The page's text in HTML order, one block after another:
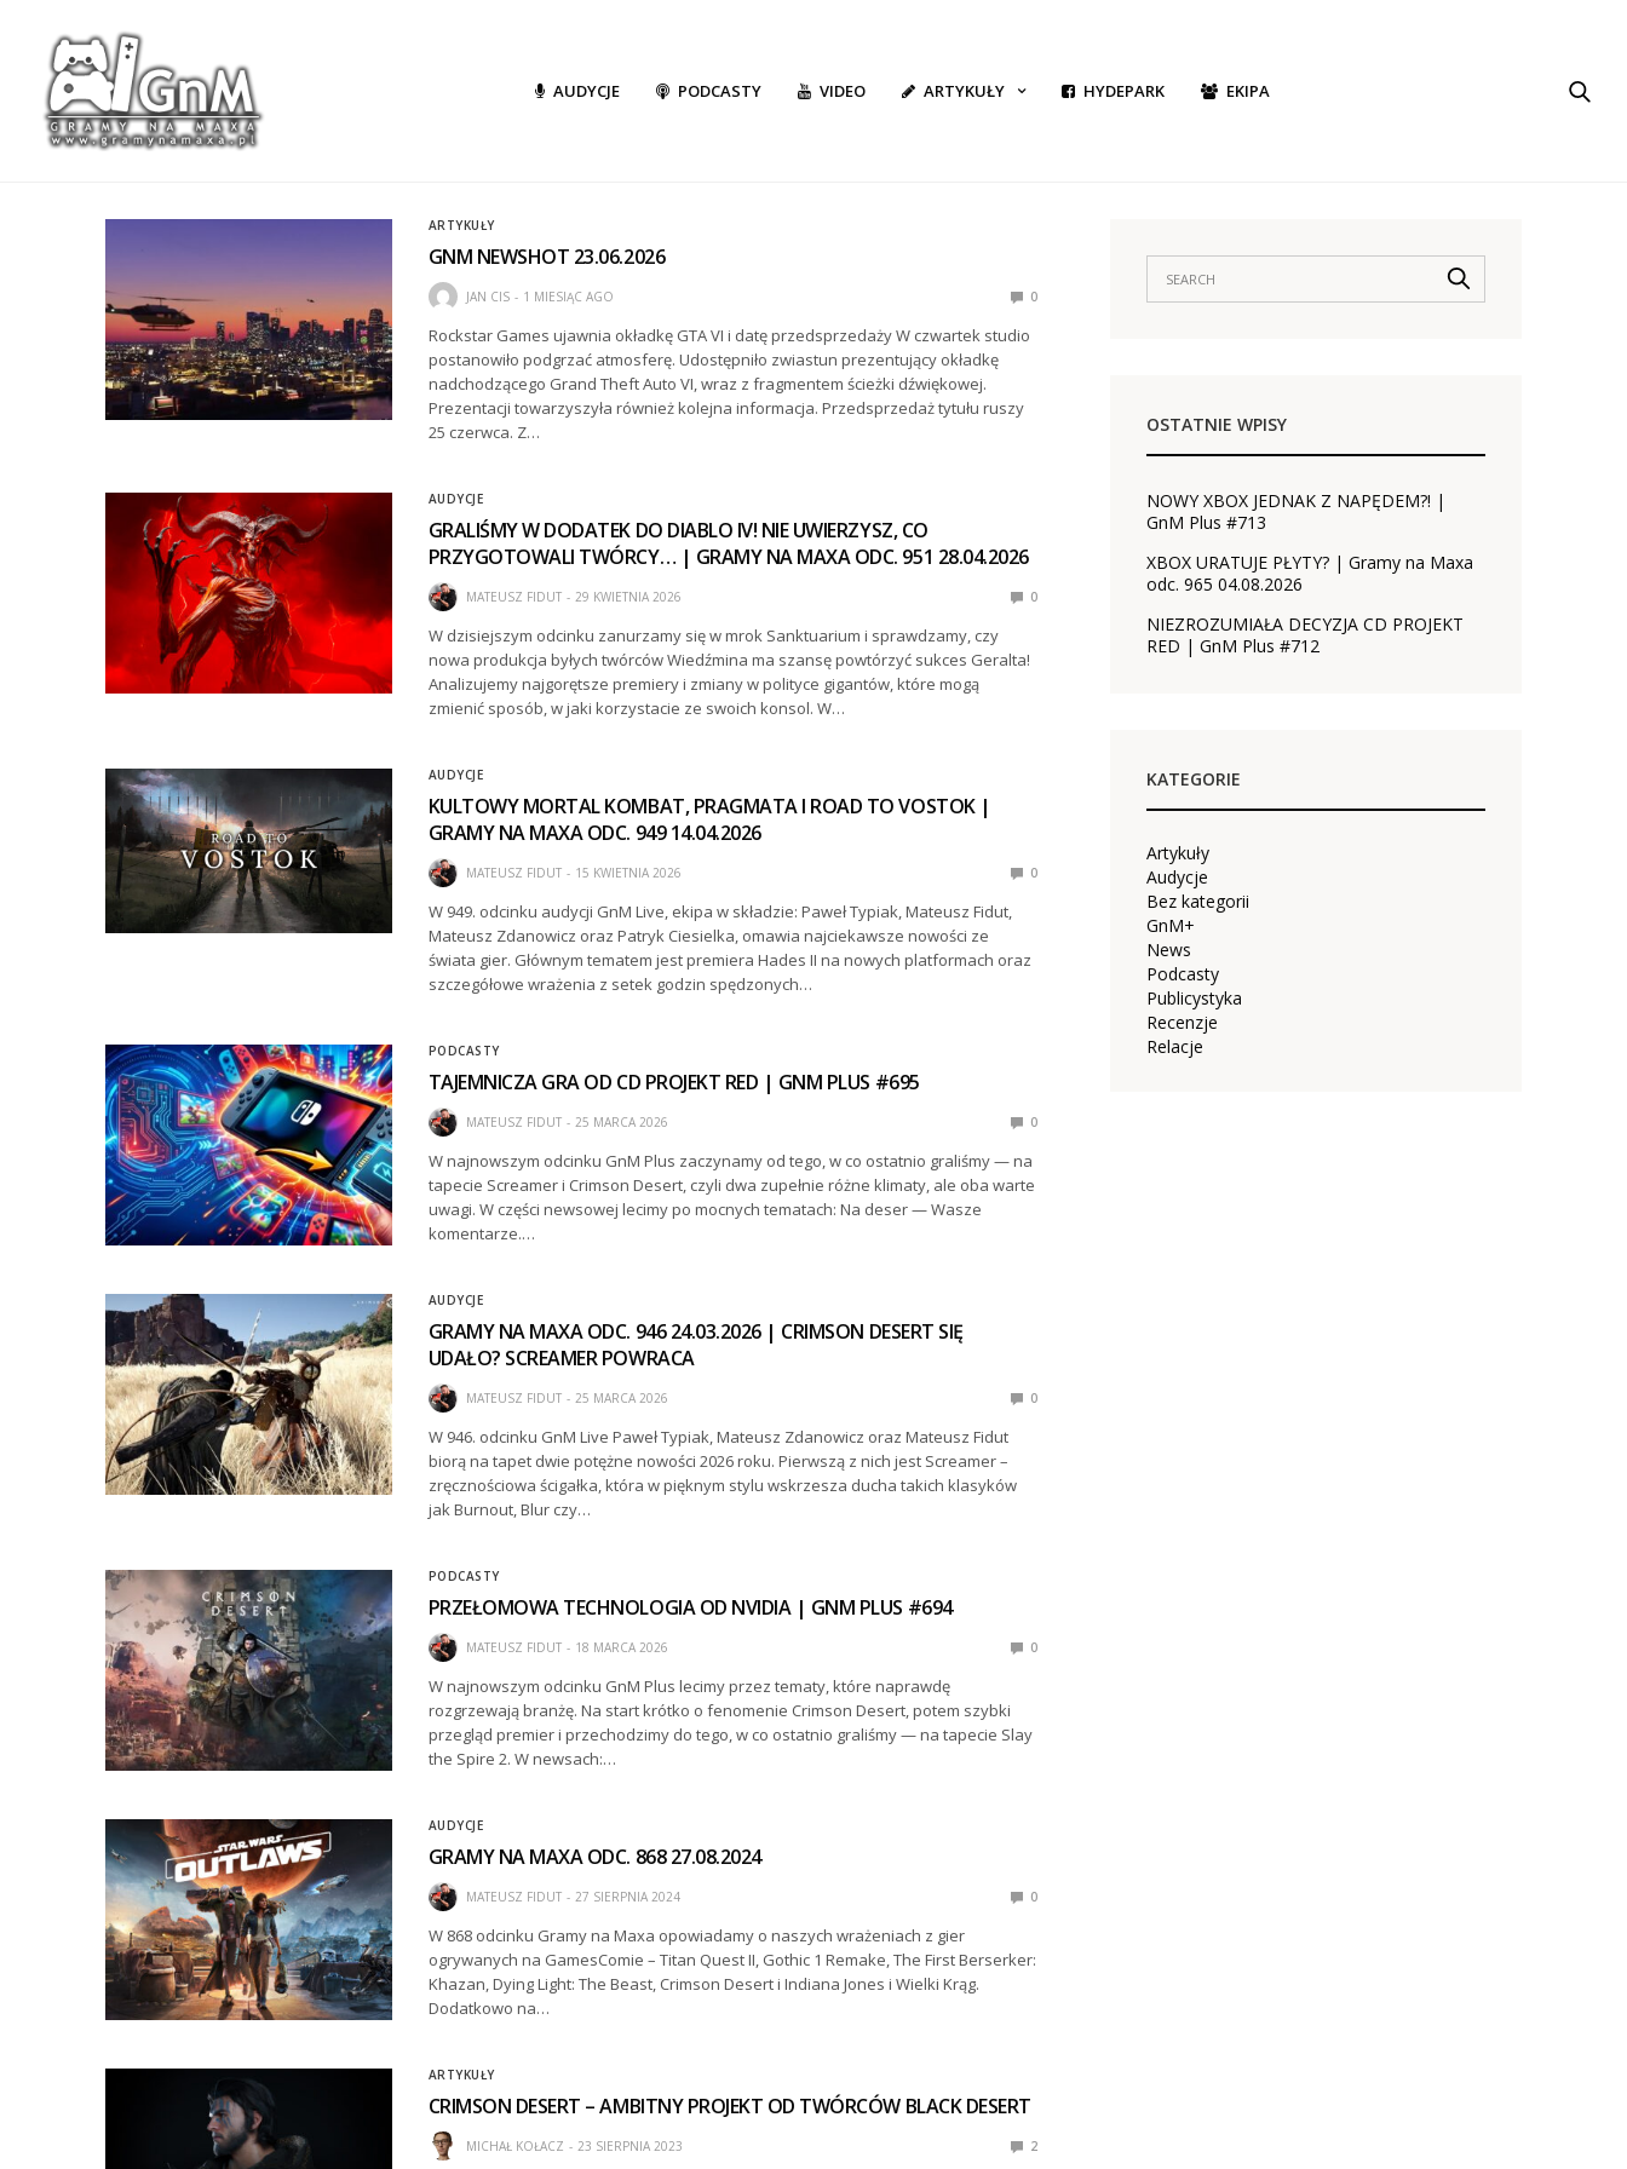
AUDYCJE PODCASTY VIDEO ARTYKUŁY HYDEPARK EKIPA
ARTYKUŁY
GNM NEWSHOT 23.06.2026
JAN CIS 1 MIESIĄC AGO 0
Rockstar Games ujawnia okładkę GTA VI i datę przedsprzedaży W czwartek studio
postanowiło podgrzać atmosferę. Udostępniło zwiastun prezentujący okładkę
nadchodzącego Grand Theft Auto VI, wraz z fragmentem ścieżki dźwiękowej.
Prezentacji towarzyszyła również kolejna informacja. Przedsprzedaż tytułu ruszy
25 czerwca. Z…
AUDYCJE
GRALIŚMY W DODATEK DO DIABLO IV! NIE UWIERZYSZ, CO
PRZYGOTOWALI TWÓRCY… | GRAMY NA MAXA ODC. 951 28.04.2026
MATEUSZ FIDUT 29 KWIETNIA 2026 0
W dzisiejszym odcinku zanurzamy się w mrok Sanktuarium i sprawdzamy, czy
nowa produkcja byłych twórców Wiedźmina ma szansę powtórzyć sukces Geralta!
Analizujemy najgorętsze premiery i zmiany w polityce gigantów, które mogą
zmienić sposób, w jaki korzystacie ze swoich konsol. W…
AUDYCJE
KULTOWY MORTAL KOMBAT, PRAGMATA I ROAD TO VOSTOK |
GRAMY NA MAXA ODC. 949 14.04.2026
MATEUSZ FIDUT 15 KWIETNIA 2026 0
W 949. odcinku audycji GnM Live, ekipa w składzie: Paweł Typiak, Mateusz Fidut,
Mateusz Zdanowicz oraz Patryk Ciesielka, omawia najciekawsze nowości ze
świata gier. Głównym tematem jest premiera Hades II na nowych platformach oraz
szczegółowe wrażenia z setek godzin spędzonych…
PODCASTY
TAJEMNICZA GRA OD CD PROJEKT RED | GNM PLUS #695
MATEUSZ FIDUT 25 MARCA 2026 0
W najnowszym odcinku GnM Plus zaczynamy od tego, w co ostatnio graliśmy — na
tapecie Screamer i Crimson Desert, czyli dwa zupełnie różne klimaty, ale oba warte
uwagi. W części newsowej lecimy po mocnych tematach: Na deser — Wasze
komentarze.…
AUDYCJE
GRAMY NA MAXA ODC. 946 24.03.2026 | CRIMSON DESERT SIĘ
UDAŁO? SCREAMER POWRACA
MATEUSZ FIDUT 25 MARCA 2026 0
W 946. odcinku GnM Live Paweł Typiak, Mateusz Zdanowicz oraz Mateusz Fidut
biorą na tapet dwie potężne nowości 2026 roku. Pierwszą z nich jest Screamer –
zręcznościowa ścigałka, która w pięknym stylu wskrzesza ducha takich klasyków
jak Burnout, Blur czy…
PODCASTY
PRZEŁOMOWA TECHNOLOGIA OD NVIDIA | GNM PLUS #694
MATEUSZ FIDUT 18 MARCA 2026 0
W najnowszym odcinku GnM Plus lecimy przez tematy, które naprawdę
rozgrzewają branżę. Na start krótko o fenomenie Crimson Desert, potem szybki
przegląd premier i przechodzimy do tego, w co ostatnio graliśmy — na tapecie Slay
the Spire 2. W newsach:…
AUDYCJE
GRAMY NA MAXA ODC. 868 27.08.2024
MATEUSZ FIDUT 27 SIERPNIA 2024 0
W 868 odcinku Gramy na Maxa opowiadamy o naszych wrażeniach z gier
ogrywanych na GamesComie – Titan Quest II, Gothic 1 Remake, The First Berserker:
Khazan, Dying Light: The Beast, Crimson Desert i Indiana Jones i Wielki Krąg.
Dodatkowo na…
ARTYKUŁY
CRIMSON DESERT – AMBITNY PROJEKT OD TWÓRCÓW BLACK DESERT
MICHAŁ KOŁACZ 23 SIERPNIA 2023 2
OSTATNIE WPISY
NOWY XBOX JEDNAK Z NAPĘDEM?! |
GnM Plus #713
XBOX URATUJE PŁYTY? | Gramy na Maxa
odc. 965 04.08.2026
NIEZROZUMIAŁA DECYZJA CD PROJEKT
RED | GnM Plus #712
KATEGORIE
Artykuły
Audycje
Bez kategorii
GnM+
News
Podcasty
Publicystyka
Recenzje
Relacje